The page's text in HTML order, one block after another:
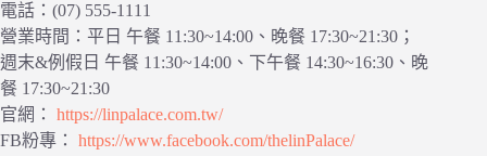
電話：(07) 555-1111
營業時間：平日 午餐 11:30~14:00、晚餐 17:30~21:30；
週末&例假日 午餐 11:30~14:00、下午餐 14:30~16:30、晚
餐 17:30~21:30
官網： https://linpalace.com.tw/
FB粉專： https://www.facebook.com/thelinPalace/